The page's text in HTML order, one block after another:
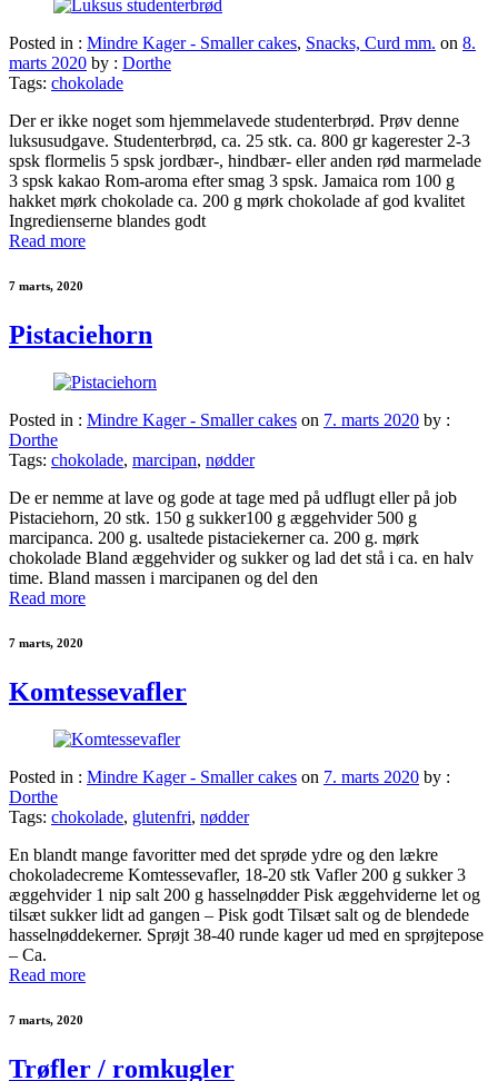
Posted in : Mindre Kager - Smaller cakes, Snacks, Curd mm. on 8.
marts 2020 by : Dorthe
Tags: chokolade
Der er ikke noget som hjemmelavede studenterbrød. Prøv denne
luksusudgave. Studenterbrød, ca. 25 stk. ca. 800 gr kagerester 2-3
spsk flormelis 5 spsk jordbær-, hindbær- eller anden rød marmelade
3 spsk kakao Rom-aroma efter smag 3 spsk. Jamaica rom 100 g
hakket mørk chokolade ca. 200 g mørk chokolade af god kvalitet
Ingredienserne blandes godt
Read more
7 marts, 2020
Pistaciehorn
Posted in : Mindre Kager - Smaller cakes on 7. marts 2020 by :
Dorthe
Tags: chokolade, marcipan, nødder
De er nemme at lave og gode at tage med på udflugt eller på job
Pistaciehorn, 20 stk. 150 g sukker100 g æggehvider 500 g
marcipanca. 200 g. usaltede pistaciekerner ca. 200 g. mørk
chokolade Bland æggehvider og sukker og lad det stå i ca. en halv
time. Bland massen i marcipanen og del den
Read more
7 marts, 2020
Komtessevafler
Posted in : Mindre Kager - Smaller cakes on 7. marts 2020 by :
Dorthe
Tags: chokolade, glutenfri, nødder
En blandt mange favoritter med det sprøde ydre og den lækre
chokoladecreme Komtessevafler, 18-20 stk Vafler 200 g sukker 3
æggehvider 1 nip salt 200 g hasselnødder Pisk æggehviderne let og
tilsæt sukker lidt ad gangen – Pisk godt Tilsæt salt og de blendede
hasselnøddekerner. Sprøjt 38-40 runde kager ud med en sprøjtepose
– Ca.
Read more
7 marts, 2020
Trøfler / romkugler